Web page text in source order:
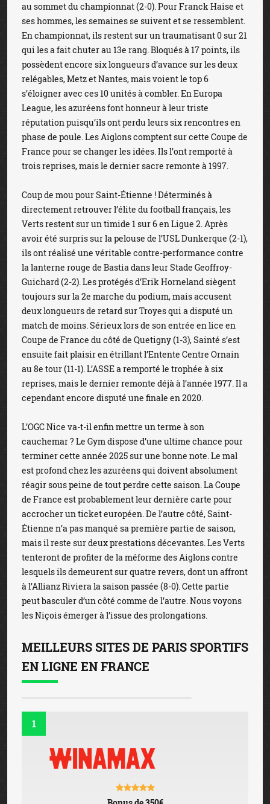
au sommet du championnat (2-0). Pour Franck Haise et
ses hommes, les semaines se suivent et se ressemblent.
En championnat, ils restent sur un traumatisant 0 sur 21
qui les a fait chuter au 13e rang. Bloqués à 17 points, ils
possèdent encore six longueurs d’avance sur les deux
relégables, Metz et Nantes, mais voient le top 6
s’éloigner avec ces 10 unités à combler. En Europa
League, les azuréens font honneur à leur triste
réputation puisqu’ils ont perdu leurs six rencontres en
phase de poule. Les Aiglons comptent sur cette Coupe de
France pour se changer les idées. Ils l’ont remporté à
trois reprises, mais le dernier sacre remonte à 1997.
Coup de mou pour Saint-Étienne ! Déterminés à
directement retrouver l’élite du football français, les
Verts restent sur un timide 1 sur 6 en Ligue 2. Après
avoir été surpris sur la pelouse de l’USL Dunkerque (2-1),
ils ont réalisé une véritable contre-performance contre
la lanterne rouge de Bastia dans leur Stade Geoffroy-
Guichard (2-2). Les protégés d’Erik Horneland siègent
toujours sur la 2e marche du podium, mais accusent
deux longueurs de retard sur Troyes qui a disputé un
match de moins. Sérieux lors de son entrée en lice en
Coupe de France du côté de Quetigny (1-3), Sainté s’est
ensuite fait plaisir en étrillant l’Entente Centre Ornain
au 8e tour (11-1). L’ASSE a remporté le trophée à six
reprises, mais le dernier remonte déjà à l’année 1977. Il a
cependant encore disputé une finale en 2020.
L’OGC Nice va-t-il enfin mettre un terme à son
cauchemar ? Le Gym dispose d’une ultime chance pour
terminer cette année 2025 sur une bonne note. Le mal
est profond chez les azuréens qui doivent absolument
réagir sous peine de tout perdre cette saison. La Coupe
de France est probablement leur dernière carte pour
accrocher un ticket européen. De l’autre côté, Saint-
Étienne n’a pas manqué sa première partie de saison,
mais il reste sur deux prestations décevantes. Les Verts
tenteront de profiter de la méforme des Aiglons contre
lesquels ils demeurent sur quatre revers, dont un affront
à l’Allianz Riviera la saison passée (8-0). Cette partie
peut basculer d’un côté comme de l’autre. Nous voyons
les Niçois émerger à l’issue des prolongations.
MEILLEURS SITES DE PARIS SPORTIFS
EN LIGNE EN FRANCE
1